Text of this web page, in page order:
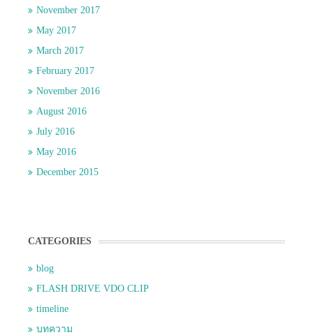
November 2017
May 2017
March 2017
February 2017
November 2016
August 2016
July 2016
May 2016
December 2015
CATEGORIES
blog
FLASH DRIVE VDO CLIP
timeline
บทความ